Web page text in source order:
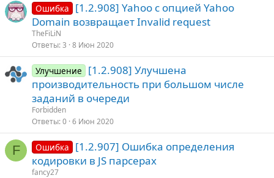
Ошибка
[1.2.908] Yahoo с опцией Yahoo
Domain возвращает Invalid request
TheFiLiN
Ответы 3 8 Июн 2020
Улучшение
[1.2.908] Улучшена
производительность при большом числе
заданий в очереди
Forbidden
Ответы 0 6 Июн 2020
F Ошибка
[1.2.907] Ошибка определения
кодировки в JS парсерах
fancy27